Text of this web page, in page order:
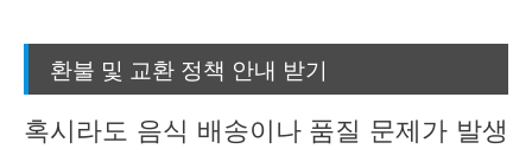
환불 및 교환 정책 안내 받기
혹시라도 음식 배송이나 품질 문제가 발생